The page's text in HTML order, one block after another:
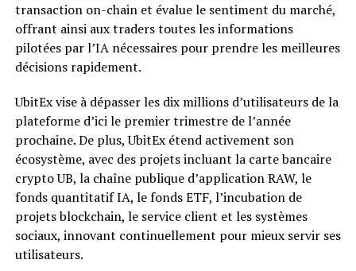
transaction on-chain et évalue le sentiment du marché,
offrant ainsi aux traders toutes les informations
pilotées par l’IA nécessaires pour prendre les meilleures
décisions rapidement.
UbitEx vise à dépasser les dix millions d’utilisateurs de la
plateforme d’ici le premier trimestre de l’année
prochaine. De plus, UbitEx étend activement son
écosystème, avec des projets incluant la carte bancaire
crypto UB, la chaîne publique d’application RAW, le
fonds quantitatif IA, le fonds ETF, l’incubation de
projets blockchain, le service client et les systèmes
sociaux, innovant continuellement pour mieux servir ses
utilisateurs.